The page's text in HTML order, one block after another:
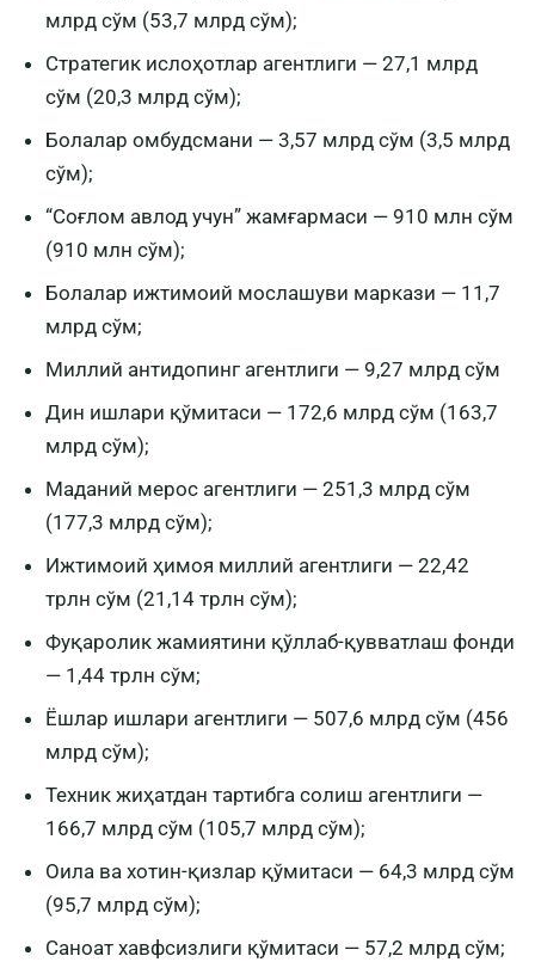
млрд сўм (53,7 млрд сўм);
Стратегик ислоҳотлар агентлиги — 27,1 млрд
сўм (20,3 млрд сўм);
Болалар омбудсмани — 3,57 млрд сўм (3,5 млрд
сўм);
“Соғлом авлод учун” жамғармаси — 910 млн сўм
(910 млн сўм);
Болалар ижтимоий мослашуви маркази — 11,7
млрд сўм;
Миллий антидопинг агентлиги — 9,27 млрд сўм
Дин ишлари қўмитаси — 172,6 млрд сўм (163,7
млрд сўм);
Маданий мерос агентлиги — 251,3 млрд сўм
(177,3 млрд сўм);
Ижтимоий ҳимоя миллий агентлиги — 22,42
трлн сўм (21,14 трлн сўм);
Фуқаролик жамиятини қўллаб-қувватлаш фонди
— 1,44 трлн сўм;
Ёшлар ишлари агентлиги — 507,6 млрд сўм (456
млрд сўм);
Техник жиҳатдан тартибга солиш агентлиги —
166,7 млрд сўм (105,7 млрд сўм);
Оила ва хотин-қизлар қўмитаси — 64,3 млрд сўм
(95,7 млрд сўм);
Саноат хавфсизлиги қўмитаси — 57,2 млрд сўм;